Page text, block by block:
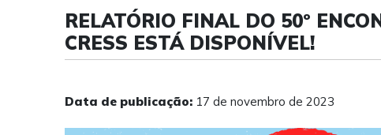
RELATÓRIO FINAL DO 50º
CRESS ESTÁ DISPONÍVEL!
Data de publicação: 17 de novembro de 2023